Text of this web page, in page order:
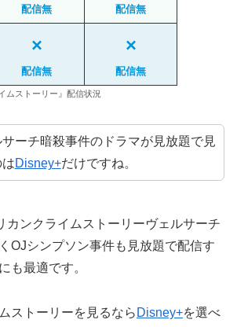
配信無 配信無
×
配信無
×
配信無
ムストーリー』配信状況
サーチ暗殺事件のドラマが見放題で見
Disney+だけですね。
カンクライムストーリーヴェルサーチ
OJシンプソン事件も見放題で配信す
も最適です。
ストーリーを見るなら Disney+を選べ